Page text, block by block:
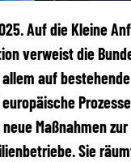
Auf die Kleine
verweist die
auf
Maßnahmen
Sie